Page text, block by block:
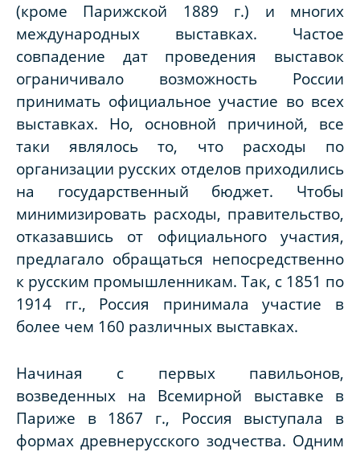
(кроме Парижской 1889 г.) и многих
международных выставках. Частое
совпадение дат проведения выставок
ограничивало возможность России
принимать официальное участие во всех
выставках. Но, основной причиной, все
таки являлось то, что расходы по
организации русских отделов приходились
на государственный бюджет. Чтобы
минимизировать расходы, правительство,
отказавшись от официального участия,
предлагало обращаться непосредственно
к русским промышленникам. Так, с 1851 по
1914 гг., Россия принимала участие в
более чем 160 различных выставках.
Начиная с первых павильонов,
возведенных на Всемирной выставке в
Париже в 1867 г., Россия выступала в
формах древнерусского зодчества. Одним